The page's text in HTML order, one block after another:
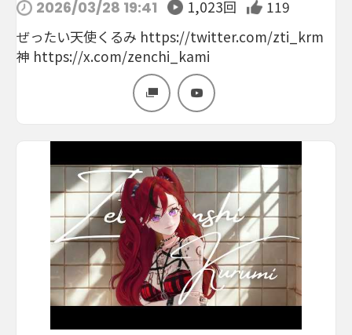
2026/03/28 19:41 1,023回
119
ぜったい天使くるみ https://twitter.com/zti_krm
神 https://x.com/zenchi_kami